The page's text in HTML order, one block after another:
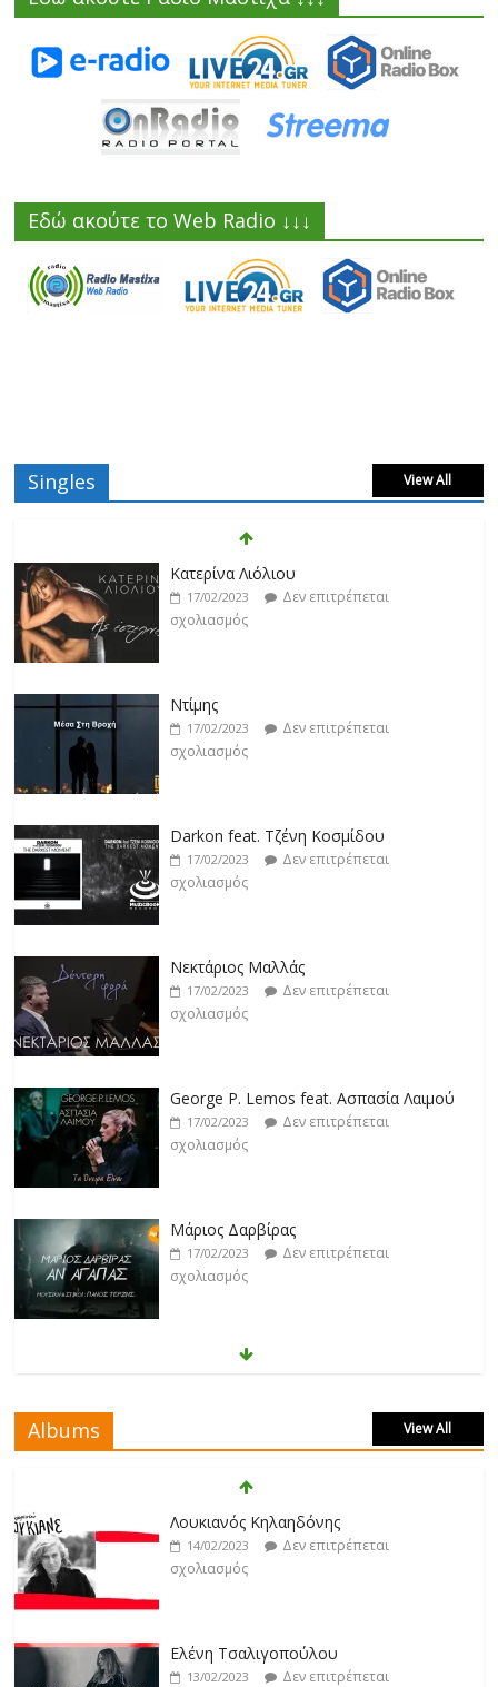
Εδώ ακούτε το Web Radio ↓↓↓
Singles View All
Κατερίνα Λιόλιου
17/02/2023
Δεν επιτρέπεται
σχολιασμός
Ντίμης
17/02/2023
Δεν επιτρέπεται
σχολιασμός
Darkon feat. Τζένη Κοσμίδου
17/02/2023
Δεν επιτρέπεται
σχολιασμός
Νεκτάριος Μαλλάς
17/02/2023
Δεν επιτρέπεται
σχολιασμός
George P. Lemos feat. Ασπασία Λαιμού
17/02/2023
Δεν επιτρέπεται
σχολιασμός
Μάριος Δαρβίρας
17/02/2023
Δεν επιτρέπεται
σχολιασμός
Άρτεμις Ρέντζιου
19/02/2023
Δεν επιτρέπεται
σχολιασμός
19/02/2023
Δεν επιτρέπεται
σχολιασμός
Albums View All
Λουκιανός Κηλαηδόνης
14/02/2023
Δεν επιτρέπεται
σχολιασμός
Ελένη Τσαλιγοπούλου
13/02/2023
Δεν επιτρέπεται